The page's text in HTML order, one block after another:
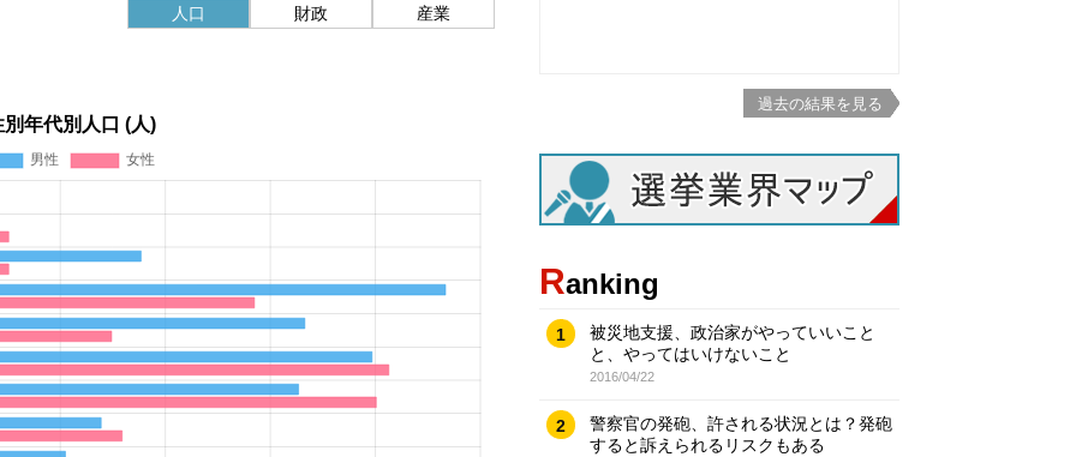
人口 財政 産業
別年代別人口 (人)
過去の結果を見る
Ranking
1
被災地支援、政治家がやっていいこと
と、やってはいけないこと
2016/04/22
2
警察官の発砲、許される状況とは？発砲
すると訴えられるリスクもある